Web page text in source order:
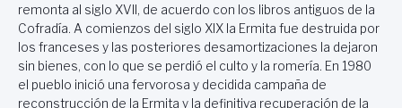
remonta al siglo XVII, de acuerdo con los libros antiguos de la
Cofradía. A comienzos del siglo XIX la Ermita fue destruida por
los franceses y las posteriores desamortizaciones la dejaron
sin bienes, con lo que se perdió el culto y la romería. En 1980
el pueblo inició una fervorosa y decidida campaña de
reconstrucción de la Ermita y la definitiva recuperación de la